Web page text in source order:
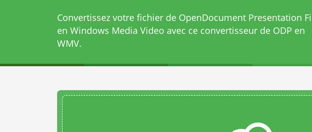
Convertissez votre fichier de OpenDocument Presentation
en Windows Media Video avec ce convertisseur de ODP en
WMV.